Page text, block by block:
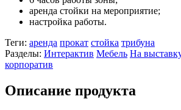
аренда стойки на мероприятие;
настройка работы.
Теги: аренда прокат стойка трибуна
Разделы: Интерактив Мебель На
корпоратив
Описание продукта